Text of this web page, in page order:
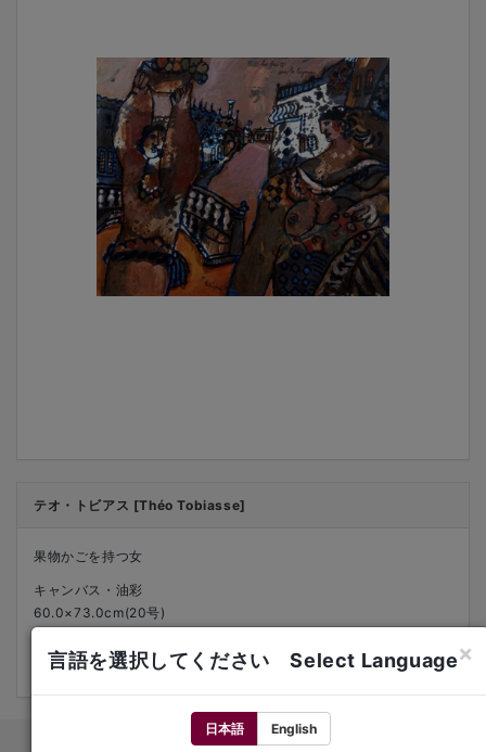
テオ・トビアス [Théo Tobiasse]
果物かごを持つ女
キャンバス・油彩
60.0×73.0cm(20号)
額装
言語を選択してください Select Language×
日本語 English